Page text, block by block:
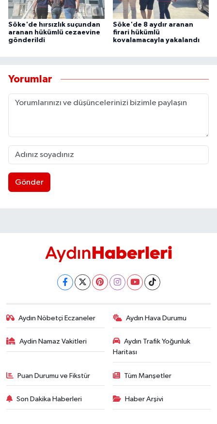
Söke'de hırsızlık suçundan
aranan hükümlü cezaevine
gönderildi
Söke'de 8 aydır aranan
firari hükümlü
kovalamacayla yakalandı
Yorumlar
Gönder
Aydın Nöbetçi Eczaneler Aydın Hava Durumu
Aydin Namaz Vakitleri
Aydın Trafik Yoğunluk
Haritası
Puan Durumu ve Fikstür Tüm Manşetler
Son Dakika Haberleri Haber Arşivi